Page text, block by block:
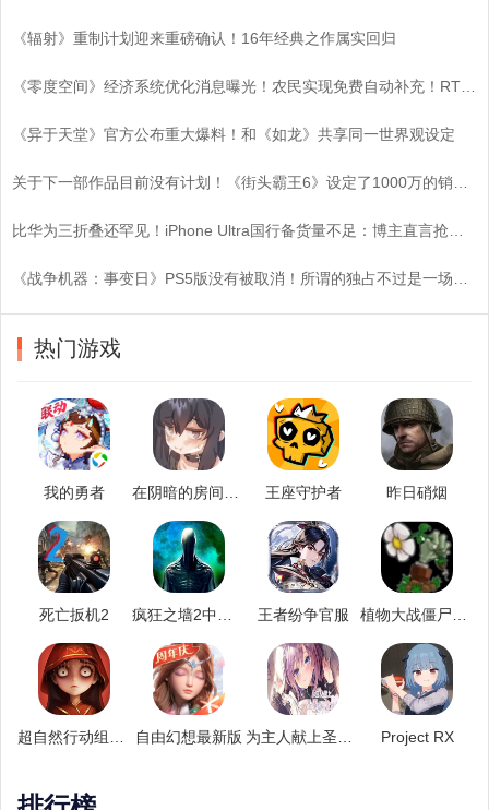
《辐射》重制计划迎来重磅确认！16年经典之作属实回归
《异于天堂》官方公布重大爆料！和《如龙》共享同一世界观设定
热门游戏
我的勇者 王座守护者 昨日硝烟
死亡扳机2 王者纷争官服
自由幻想最新版 Project RX